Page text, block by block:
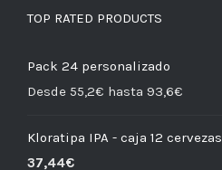
TOP RATED PRODUCTS
Pack 24 personalizado
Desde 55,2€ hasta 93,6€
Kloratipa IPA - caja 12 cervezas
37,44€